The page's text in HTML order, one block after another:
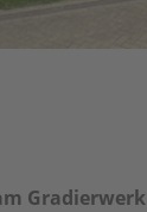
Gradierwerk